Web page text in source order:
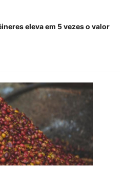
eleva em 5 vezes o valor